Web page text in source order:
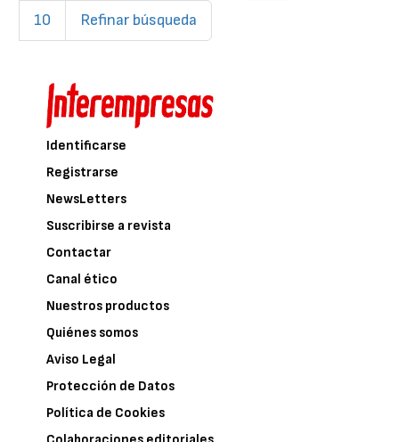
10 Refinar búsqueda
Identificarse
Registrarse
NewsLetters
Suscribirse a revista
Contactar
Canal ético
Nuestros productos
Quiénes somos
Aviso Legal
Protección de Datos
Política de Cookies